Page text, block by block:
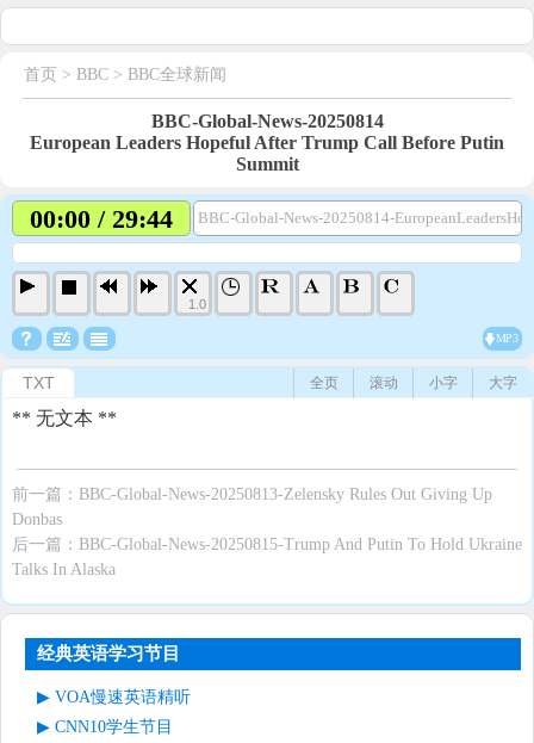
首页 > BBC > BBC全球新闻
BBC-Global-News-20250814
European Leaders Hopeful After Trump Call Before Putin
Summit
00:00 / 29:44 BBC-Global-News-20250814-
1.0
MP3
TXT 大字
小字
滚动
全页
** 无文本 **
前一篇： BBC-Global-News-20250813-Zelensky Rules Out Giving Up
Donbas
后一篇： BBC-Global-News-20250815-Trump And Putin To Hold Ukraine
Talks In Alaska
经典英语学习节目
VOA慢速英语精听
CNN10学生节目